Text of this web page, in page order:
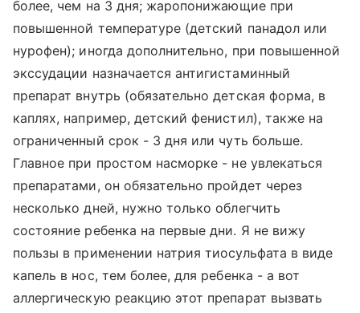
более, чем на 3 дня; жаропонижающие при
повышенной температуре (детский панадол или
нурофен); иногда дополнительно, при повышенной
экссудации назначается антигистаминный
препарат внутрь (обязательно детская форма, в
каплях, например, детский фенистил), также на
ограниченный срок - 3 дня или чуть больше.
Главное при простом насморке - не увлекаться
препаратами, он обязательно пройдет через
несколько дней, нужно только облегчить
состояние ребенка на первые дни. Я не вижу
пользы в применении натрия тиосульфата в виде
капель в нос, тем более, для ребенка - а вот
аллергическую реакцию этот препарат вызвать